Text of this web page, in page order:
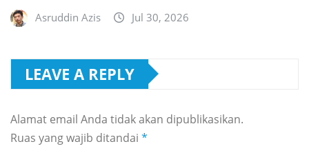
Asruddin Azis Jul 30, 2026
LEAVE A REPLY
Alamat email Anda tidak akan dipublikasikan.
Ruas yang wajib ditandai *